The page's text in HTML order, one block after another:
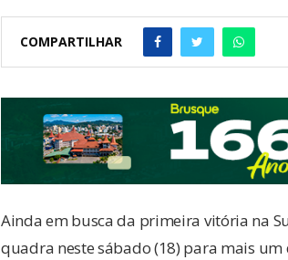
COMPARTILHAR
Ainda em busca da primeira vitória na
quadra neste sábado (18) para mais um